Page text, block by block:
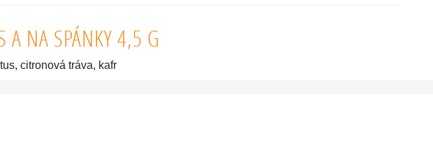
A NA SPÁNKY 4,5 G
citronová tráva, kafr